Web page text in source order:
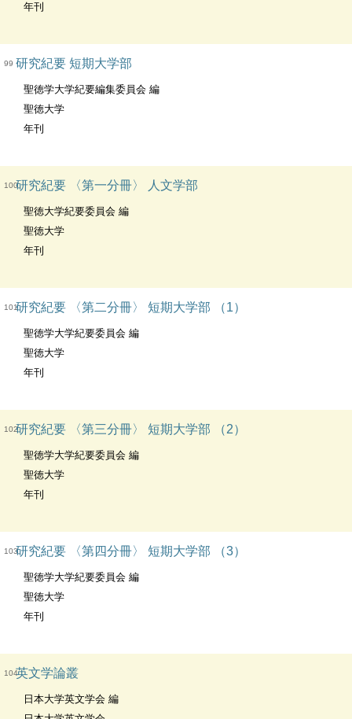
年刊
99 研究紀要 短期大学部
聖徳学大学紀要編集委員会 編
聖徳大学
年刊
100研究紀要 〈第一分冊〉 人文学部
聖徳大学紀要委員会 編
聖徳大学
年刊
101研究紀要 〈第二分冊〉 短期大学部 （1）
聖徳学大学紀要委員会 編
聖徳大学
年刊
102研究紀要 〈第三分冊〉 短期大学部 （2）
聖徳学大学紀要委員会 編
聖徳大学
年刊
103研究紀要 〈第四分冊〉 短期大学部 （3）
聖徳学大学紀要委員会 編
聖徳大学
年刊
104英文学論叢
日本大学英文学会 編